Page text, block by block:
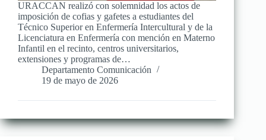
URACCAN realizó con solemnidad los actos de
imposición de cofias y gafetes a estudiantes del
Técnico Superior en Enfermería Intercultural y de la
Licenciatura en Enfermería con mención en Materno
Infantil en el recinto, centros universitarios,
extensiones y programas de…
Departamento Comunicación
19 de mayo de 2026